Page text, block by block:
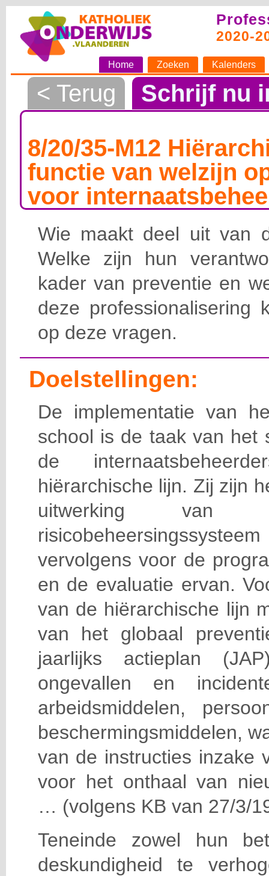
2020-
Home Zoeken Kalenders
< Terug Schrijf nu
8/20/35-M12
functie van welzijn
voor
Wie maakt deel uit van
Welke zijn hun
kader van preventie en
deze professionalisering
op deze vragen.
Doelstellingen:
De implementatie van
school is de taak van het
de
hiërarchische lijn. Zij zijn
uitwerking van
vervolgens voor de
en de evaluatie ervan.
van de hiërarchische lijn
van het globaal
jaarlijks actieplan
ongevallen en
arbeidsmiddelen,
beschermingsmiddelen,
van de instructies inzake
voor het onthaal van
… (volgens KB van 27/3/
Teneinde zowel hun
deskundigheid te